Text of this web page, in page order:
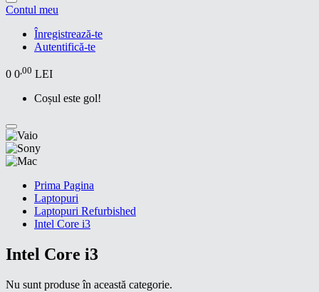
Contul meu
Înregistrează-te
Autentifică-te
0 0,00 LEI
Coșul este gol!
Prima Pagina
Laptopuri
Laptopuri Refurbished
Intel Core i3
Intel Core i3
Nu sunt produse în această categorie.